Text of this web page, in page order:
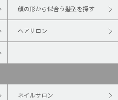
顔の形から似合う髪型を探す
ヘアサロン
ネイルサロン